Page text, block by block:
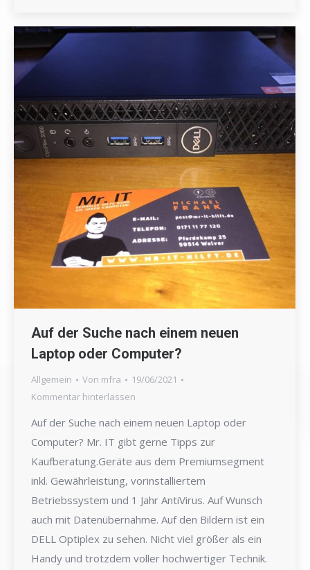
Auf der Suche nach einem neuen
Laptop oder Computer?
Allgemein Von mfra
19/06/2021
Kommentar hinterlassen
Auf der Suche nach einem neuen Laptop oder
Computer? Mr. IT gibt gerne Tipps zur
Kaufberatung.Geräte aus dem Premiumsegment
inkl. Gewährleistung, vorinstalliertem
Betriebssystem und 1 Jahr AntiVirus. Auf Wunsch
auch mit Datenübernahme. Auf den Bildern ist ein
DELL Optiplex zu sehen. Nicht viel größer als ein
Handy und trotzdem voller hochwertiger Technik.